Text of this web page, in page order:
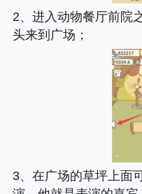
2、进入动物餐厅前院
头来到广场；
3、在广场的草坪上面